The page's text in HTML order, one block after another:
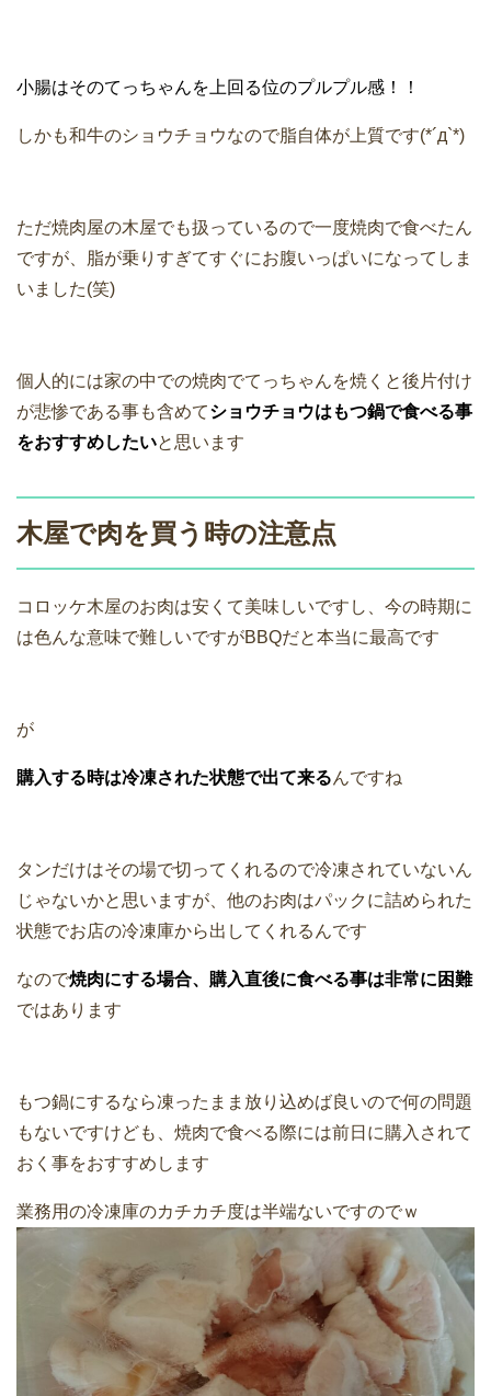
小腸はそのてっちゃんを上回る位のプルプル感！！
しかも和牛のショウチョウなので脂自体が上質です(*´д`*)
ただ焼肉屋の木屋でも扱っているので一度焼肉で食べたん
ですが、脂が乗りすぎてすぐにお腹いっぱいになってしま
いました(笑)
個人的には家の中での焼肉でてっちゃんを焼くと後片付け
が悲惨である事も含めてショウチョウはもつ鍋で食べる事
をおすすめしたいと思います
木屋で肉を買う時の注意点
コロッケ木屋のお肉は安くて美味しいですし、今の時期に
は色んな意味で難しいですがBBQだと本当に最高です
が
購入する時は冷凍された状態で出て来るんですね
タンだけはその場で切ってくれるので冷凍されていないん
じゃないかと思いますが、他のお肉はパックに詰められた
状態でお店の冷凍庫から出してくれるんです
なので焼肉にする場合、購入直後に食べる事は非常に困難
ではあります
もつ鍋にするなら凍ったまま放り込めば良いので何の問題
もないですけども、焼肉で食べる際には前日に購入されて
おく事をおすすめします
業務用の冷凍庫のカチカチ度は半端ないですのでｗ